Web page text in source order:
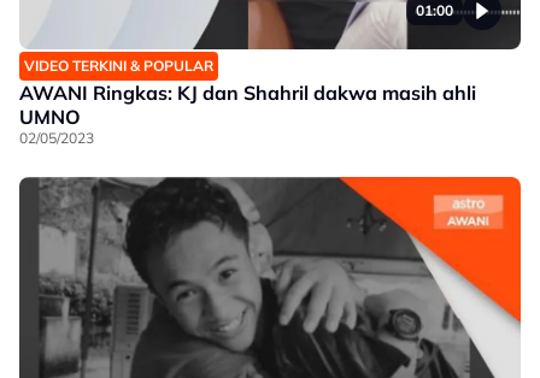
01:00
VIDEO TERKINI & POPULAR
AWANI Ringkas: KJ dan Shahril dakwa masih ahli
UMNO
02/05/2023